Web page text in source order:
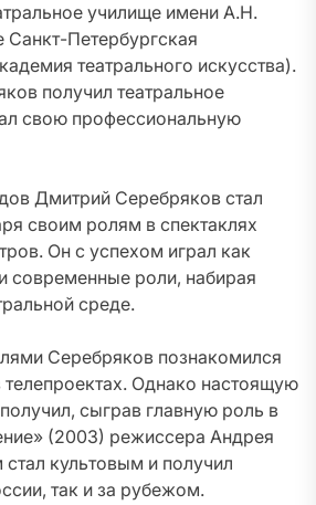
училище имени А.Н.
Петербургская
театрального искусства).
получил театральное
свою профессиональную
Дмитрий Серебряков стал
своим ролям в спектаклях
Он с успехом играл как
современные роли, набирая
среде.
Серебряков познакомился
Однако настоящую
сыграв главную роль в
(2003) режиссера Андрея
культовым и получил
так и за рубежом.